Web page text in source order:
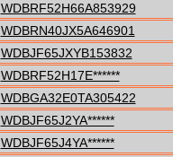
WDBRF52H66A853929
WDBRN40JX5A646901
WDBJF65JXYB153832
WDBRF52H17E******
WDBGA32E0TA305422
WDBJF65J2YA******
WDBJF65J4YA******